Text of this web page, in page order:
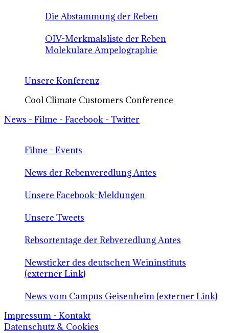
Die Abstammung der Reben
OIV-Merkmalsliste der Reben
Molekulare Ampelographie
Unsere Konferenz
Cool Climate Customers Conference
News - Filme - Facebook - Twitter
Filme - Events
News der Rebenveredlung Antes
Unsere Facebook-Meldungen
Unsere Tweets
Rebsortentage der Rebveredlung Antes
Newsticker des deutschen Weininstituts
(externer Link)
News vom Campus Geisenheim (externer Link)
Impressum - Kontakt
Datenschutz & Cookies